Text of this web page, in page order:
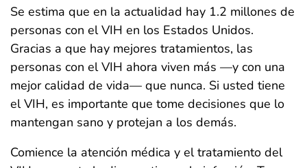
Se estima que en la actualidad hay 1.2 millones de
personas con el VIH en los Estados Unidos.
Gracias a que hay mejores tratamientos, las
personas con el VIH ahora viven más —y con una
mejor calidad de vida— que nunca. Si usted tiene
el VIH, es importante que tome decisiones que lo
mantengan sano y protejan a los demás.
Comience la atención médica y el tratamiento del